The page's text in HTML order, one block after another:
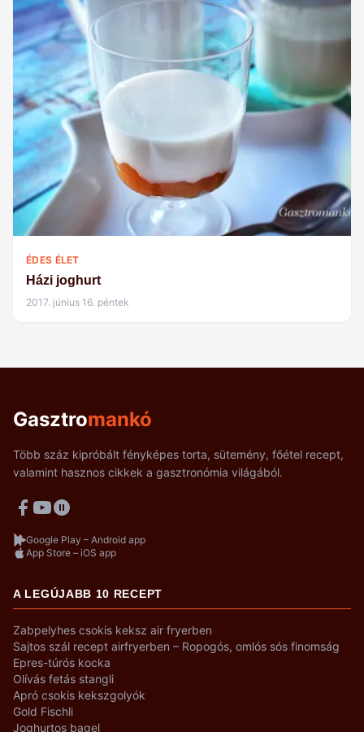
ÉDES ÉLET
Házi joghurt
2017. június 16. péntek
Gasztromankó
Több száz kipróbált fényképes torta, sütemény, főétel recept,
valamint hasznos cikkek a gasztronómia világából.
Google Play – Android app
App Store – iOS app
A LEGÚJABB 10 RECEPT
Zabpelyhes csokis keksz air fryerben
Sajtos szál recept airfryerben – Ropogós, omlós sós finomság
Epres-túrós kocka
Olívás fetás stangli
Apró csokis kekszgolyók
Gold Fischli
Joghurtos bagel